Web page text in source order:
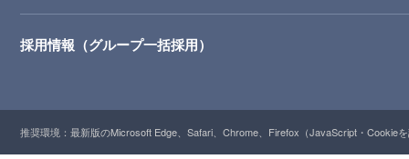
採用情報（グループ一括採用）
推奨環境：最新版のMicrosoft Edge、Safari、Chrome、Firefox（JavaScript・Cookie